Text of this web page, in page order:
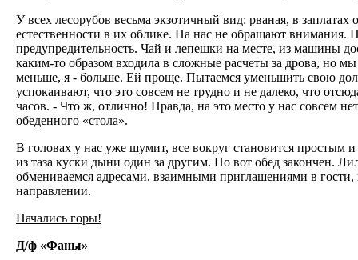
У всех лесорубов весьма экзотичный вид: рваная, в
естественности в их облике. На нас не обращают
предупредительность. Чай и лепешки на месте, из машины
каким-то образом входила в сложные расчеты за дрова, но
меньше, я - больше. Ей проще. Пытаемся уменьшить свою
успокаивают, что это совсем не трудно и не далеко, что
часов. - Что ж, отлично! Правда, на это место у нас совсем
обеденного «стола».
В головах у нас уже шумит, все вокруг становится
из таза куски дыни один за другим. Но вот обед закончен.
обмениваемся адресами, взаимными приглашениями в
направлении.
Начались горы!
Д/ф «Фаны»